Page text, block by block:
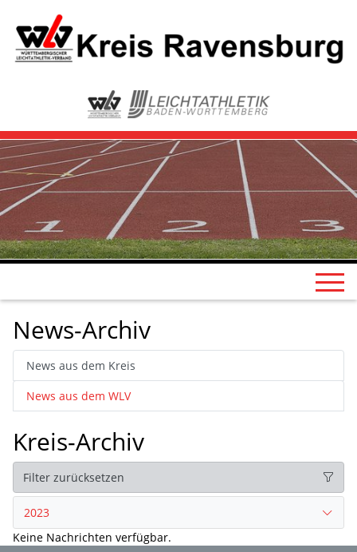
News-Archiv
News aus dem Kreis
News aus dem WLV
Kreis-Archiv
Filter zurücksetzen
2023
Keine Nachrichten verfügbar.